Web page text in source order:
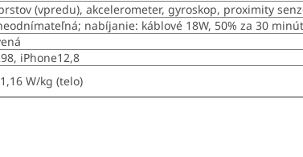
(vpredu), akcelerometer, gyroskop, proximity
nabíjanie: káblové 18W, 50% za 30
iPhone12,8
W/kg (telo)